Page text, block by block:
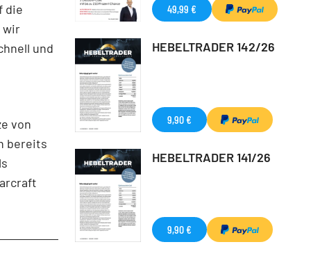
die
wir
und
von
bereits
49,99 €
HEBELTRADER 142/26
9,90 €
HEBELTRADER 141/26
9,90 €